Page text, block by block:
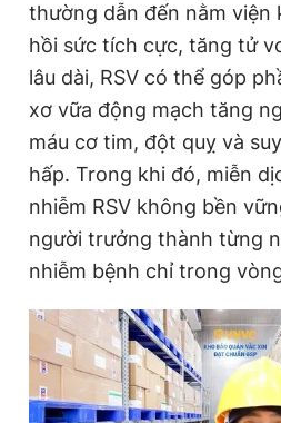
thường dẫn đến nằm viện
hồi sức tích cực, tăng tử
lâu dài, RSV có thể góp
xơ vữa động mạch tăng
máu cơ tim, đột quỵ và
hấp. Trong khi đó, miễn
nhiễm RSV không bền
người trưởng thành từng
nhiễm bệnh chỉ trong